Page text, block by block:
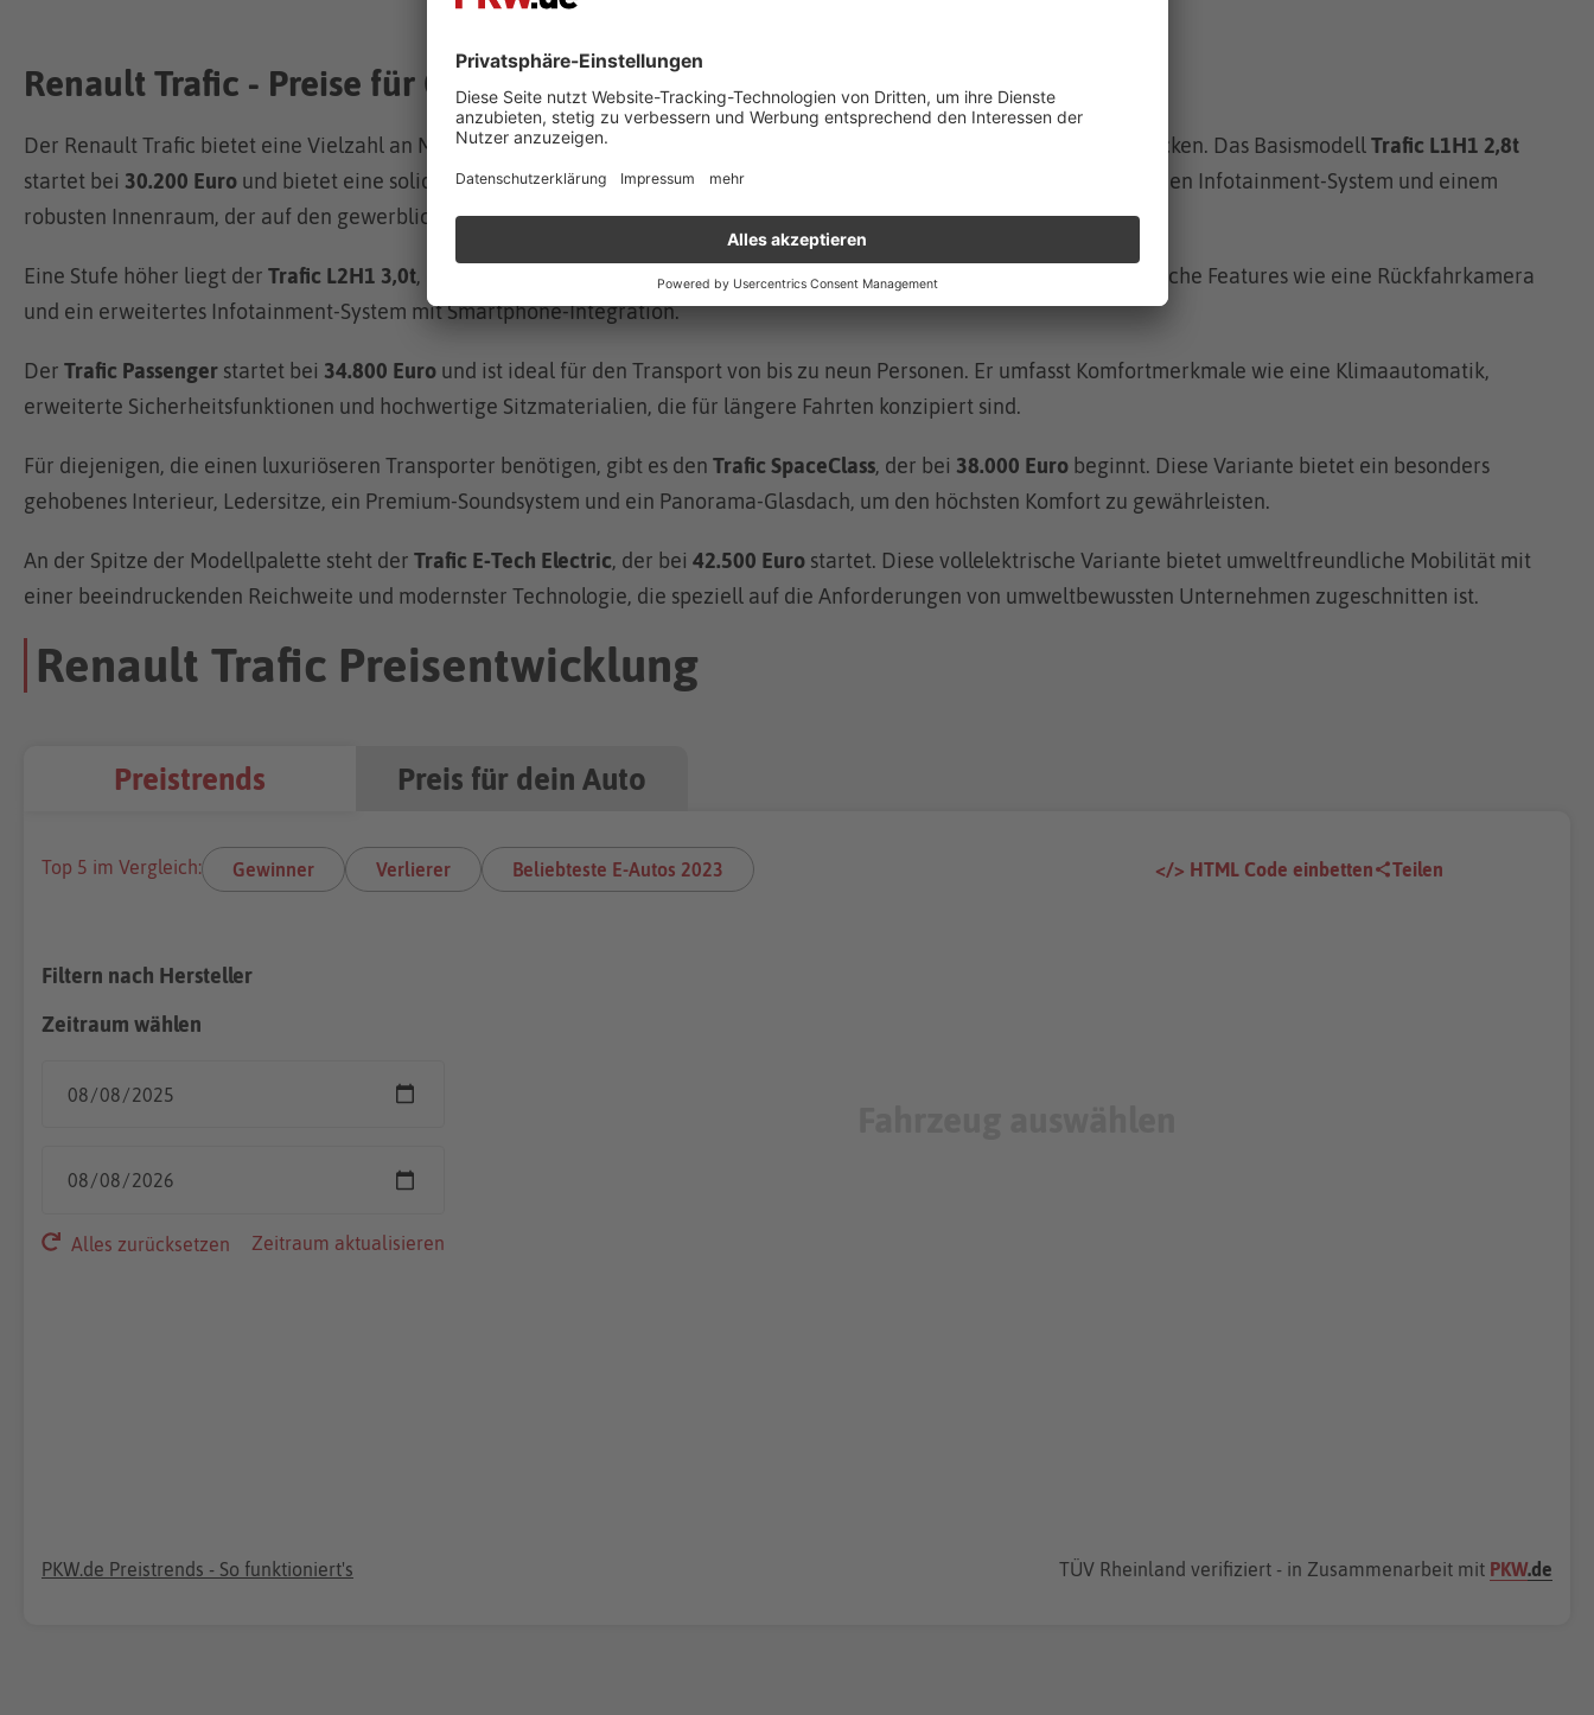
Renault Trafic - Preise für Gebrauchtwagen und Neuwagen
Der Renault Trafic bietet eine Vielzahl an Modellen und Varianten, die verschiedene Preis- und Ausstattungsniveaus abdecken. Das BasismodellTrafic L1H1 2,8t
startet bei 30.200 Euro und bietet eine solide Grundausstattung mit Funktionen wie manueller Klimaanlage, einem einfachen Infotainment-System und einem
robusten Innenraum, der auf den gewerblichen Einsatz ausgelegt ist.
Eine Stufe höher liegt der Trafic L2H1 3,0t, der bei
beginnt. Diese Variante bietet mehr Laderaum und zusätzliche Features wie eine Rückfahrkamera
und ein erweitertes Infotainment-System mit Smartphone-Integration.
Der Trafic Passenger startet bei 34.800 Euro und ist ideal für den Transport von bis zu neun Personen. Er umfasst Komfortmerkmale wie eine Klimaautomatik,
erweiterte Sicherheitsfunktionen und hochwertige Sitzmaterialien, die für längere Fahrten konzipiert sind.
Für diejenigen, die einen luxuriöseren Transporter benötigen, gibt es den Trafic SpaceClass, der bei 38.000 Euro beginnt. Diese Variante bietet ein besonders
gehobenes Interieur, Ledersitze, ein Premium-Soundsystem und ein Panorama-Glasdach, um den höchsten Komfort zu gewährleisten.
An der Spitze der Modellpalette steht der Trafic E-Tech Electric, der bei 42.500 Euro startet. Diese vollelektrische Variante bietet umweltfreundliche Mobilität mit
einer beeindruckenden Reichweite und modernster Technologie, die speziell auf die Anforderungen von umweltbewussten Unternehmen zugeschnitten ist.
Renault Trafic Preisentwicklung
Preistrends Preis für dein Auto
Top 5 im Vergleich: Gewinner Verlierer Beliebteste E-Autos 2023 </> HTML Code einbetten Teilen
Filtern nach Hersteller
Zeitraum wählen
Alles zurücksetzen Zeitraum aktualisieren
PKW.de Preistrends - So funktioniert's TÜV Rheinland verifiziert - in Zusammenarbeit mit PKW.de